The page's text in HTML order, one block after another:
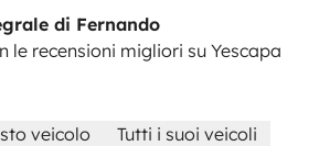
di Fernando
le recensioni migliori su Yescapa
veicolo Tutti i suoi veicoli